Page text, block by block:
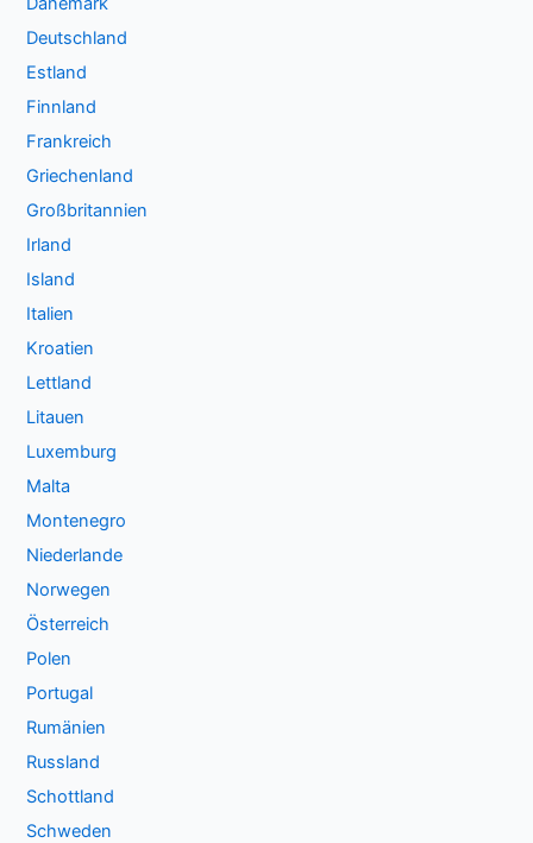
Deutschland
Estland
Finnland
Frankreich
Griechenland
Großbritannien
Irland
Island
Italien
Kroatien
Lettland
Litauen
Luxemburg
Malta
Montenegro
Niederlande
Norwegen
Österreich
Polen
Portugal
Rumänien
Russland
Schottland
Schweden